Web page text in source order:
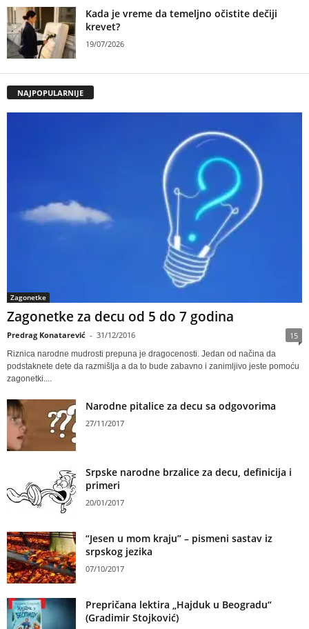
Kada je vreme da temeljno očistite dečiji
krevet?
19/07/2026
NAJPOPULARNIJE
Zagonetke
Zagonetke za decu od 5 do 7 godina
Predrag Konatarević - 31/12/2016 15
Riznica narodne mudrosti prepuna je dragocenosti. Jedan od načina da
podstaknete dete da razmišlja a da to bude zabavno i zanimljivo jeste pomoću
zagonetki....
Narodne pitalice za decu sa odgovorima
27/11/2017
Srpske narodne brzalice za decu, definicija i
primeri
20/01/2017
“Jesen u mom kraju” – pismeni sastav iz
srpskog jezika
07/10/2017
Prepričana lektira „Hajduk u Beogradu“
(Gradimir Stojković)